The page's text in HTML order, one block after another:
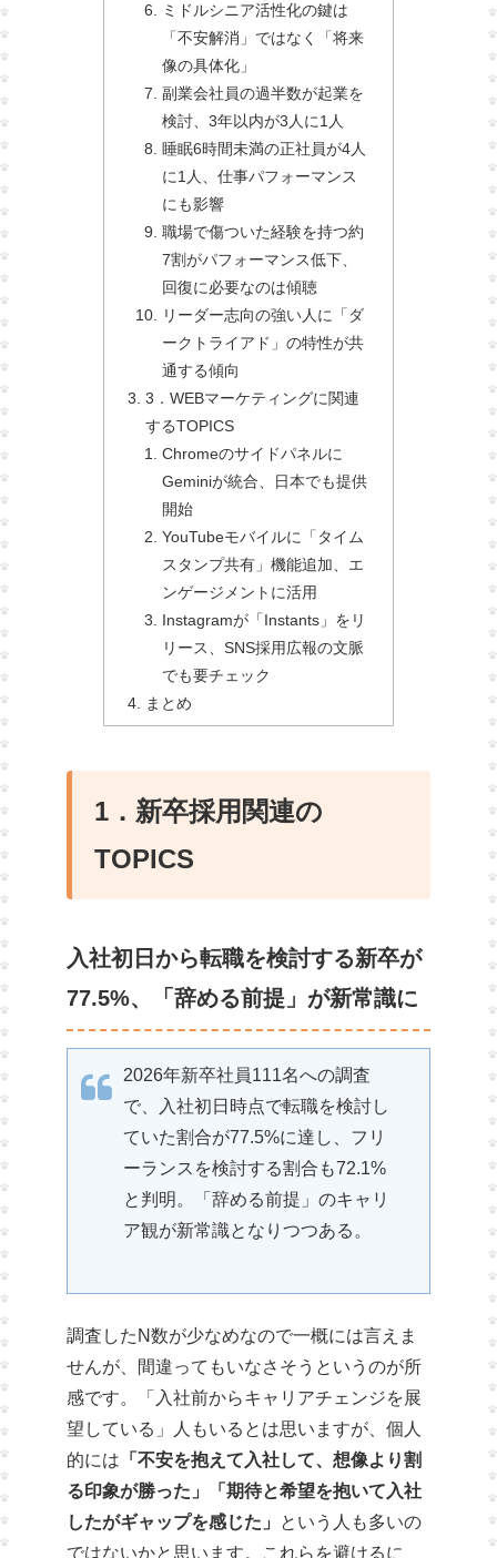
ミドルシニア活性化の鍵は
「不安解消」ではなく「将来
像の具体化」
副業会社員の過半数が起業を
検討、3年以内が3人に1人
睡眠6時間未満の正社員が4人
に1人、仕事パフォーマンス
にも影響
職場で傷ついた経験を持つ約
7割がパフォーマンス低下、
回復に必要なのは傾聴
リーダー志向の強い人に「ダ
ークトライアド」の特性が共
通する傾向
3．WEBマーケティングに関連
するTOPICS
Chromeのサイドパネルに
Geminiが統合、日本でも提供
開始
YouTubeモバイルに「タイム
スタンプ共有」機能追加、エ
ンゲージメントに活用
Instagramが「Instants」をリ
リース、SNS採用広報の文脈
でも要チェック
まとめ
1．新卒採用関連の
TOPICS
入社初日から転職を検討する新卒が
77.5%、「辞める前提」が新常識に
2026年新卒社員111名への調査
で、入社初日時点で転職を検討し
ていた割合が77.5%に達し、フリ
ーランスを検討する割合も72.1%
と判明。「辞める前提」のキャリ
ア観が新常識となりつつある。
調査したN数が少なめなので一概には言えま
せんが、間違ってもいなさそうというのが所
感です。「入社前からキャリアチェンジを展
望している」人もいるとは思いますが、個人
的には 「不安を抱えて入社して、想像より割
る印象が勝った」「期待と希望を抱いて入社
したがギャップを感じた」
という人も多いの
ではないかと思います。これらを避けるに